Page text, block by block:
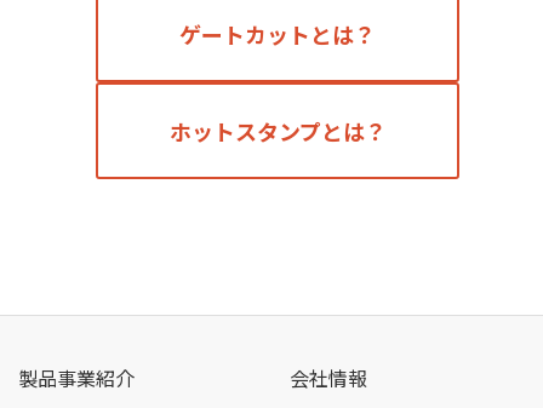
ゲートカットとは？
ホットスタンプとは？
製品事業紹介 会社情報